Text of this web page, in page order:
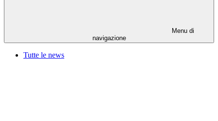
Menu di
navigazione
Tutte le news